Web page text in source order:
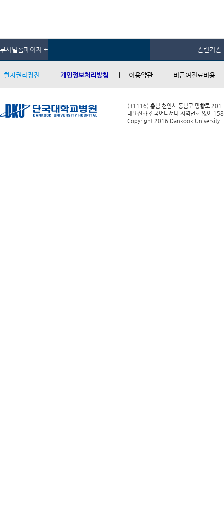
부서별홈페이지 + 관련기관
환자권리장전 개인정보처리방침 이용약관 비급여진료비용
(31116) 충남 천안시 동남구 망향로 201
대표전화 전국어디서나 지역번호 없이
Copyright 2016 Dankook University